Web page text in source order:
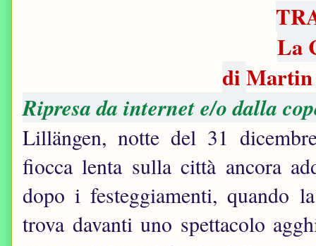
La
di Martin
Ripresa da internet e/o dalla
Lillängen, notte del 31
fiocca lenta sulla città ancora
dopo i festeggiamenti, quando
trova davanti uno spettacolo